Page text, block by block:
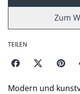
Zum
TEILEN
Modern und